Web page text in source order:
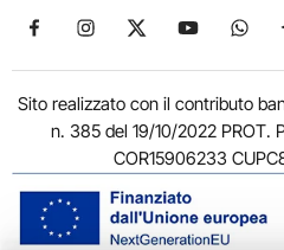
Seguici su Facebook
Seguici su Instagram
Seguici su X
Seguici su
Sito realizzato con il contributo
n. 385 del 19/10/2022 PROT.
COR15906233